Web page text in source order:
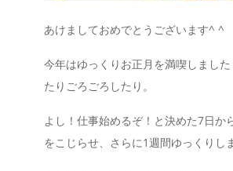
あけましておめでとうございます^ ^
今年はゆっくりお正月を満喫しまし
たりごろごろしたり。
よし！仕事始めるぞ！と決めた7日か
をこじらせ、さらに1週間ゆっくりし